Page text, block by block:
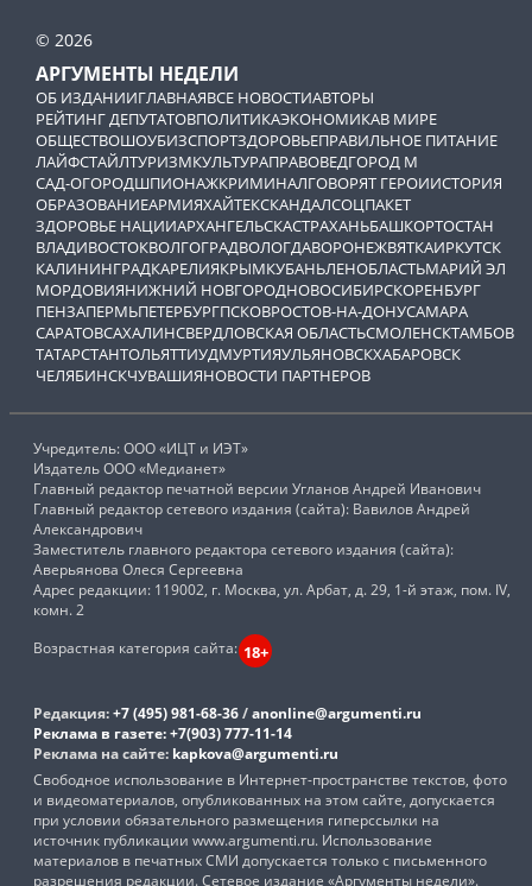
© 2026
АРГУМЕНТЫ НЕДЕЛИ
ОБ ИЗДАНИИГЛАВНАЯВСЕ НОВОСТИАВТОРЫ
РЕЙТИНГ ДЕПУТАТОВПОЛИТИКАЭКОНОМИКАВ МИРЕ
ОБЩЕСТВОШОУБИЗСПОРТЗДОРОВЬЕПРАВИЛЬНОЕ ПИТАНИЕ
ЛАЙФСТАЙЛТУРИЗМКУЛЬТУРАПРАВОВЕДГОРОД М
САД-ОГОРОДШПИОНАЖКРИМИНАЛГОВОРЯТ ГЕРОИИСТОРИЯ
ОБРАЗОВАНИЕАРМИЯХАЙТЕКСКАНДАЛСОЦПАКЕТ
ЗДОРОВЬЕ НАЦИИАРХАНГЕЛЬСКАСТРАХАНЬБАШКОРТОСТАН
ВЛАДИВОСТОКВОЛГОГРАДВОЛОГДАВОРОНЕЖВЯТКАИРКУТСК
КАЛИНИНГРАДКАРЕЛИЯКРЫМКУБАНЬЛЕНОБЛАСТЬМАРИЙ ЭЛ
МОРДОВИЯНИЖНИЙ НОВГОРОДНОВОСИБИРСКОРЕНБУРГ
ПЕНЗАПЕРМЬПЕТЕРБУРГПСКОВРОСТОВ-НА-ДОНУСАМАРА
САРАТОВСАХАЛИНСВЕРДЛОВСКАЯ ОБЛАСТЬСМОЛЕНСКТАМБОВ
ТАТАРСТАНТОЛЬЯТТИУДМУРТИЯУЛЬЯНОВСКХАБАРОВСК
ЧЕЛЯБИНСКЧУВАШИЯНОВОСТИ ПАРТНЕРОВ
Учредитель: ООО «ИЦТ и ИЭТ»
Издатель ООО «Медианет»
Главный редактор печатной версии Угланов Андрей Иванович
Главный редактор сетевого издания (сайта): Вавилов Андрей
Александрович
Заместитель главного редактора сетевого издания (сайта):
Аверьянова Олеся Сергеевна
Адрес редакции: 119002, г. Москва, ул. Арбат, д. 29, 1-й этаж, пом. IV,
комн. 2
Возрастная категория сайта: 18+
Редакция:+7 (495) 981-68-36/anonline@argumenti.ru
Реклама в газете:+7(903) 777-11-14
Реклама на сайте: kapkova@argumenti.ru
Свободное использование в Интернет-пространстве текстов, фото
и видеоматериалов, опубликованных на этом сайте, допускается
при условии обязательного размещения гиперссылки на
источник публикации www.argumenti.ru. Использование
материалов в печатных СМИ допускается только с письменного
разрешения редакции. Сетевое издание «Аргументы недели».